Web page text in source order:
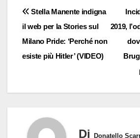
Navigazione
articoli
2019,
Stella Manente indigna
il web per la Stories sul
Milano Pride: ‘Perché non
esiste più Hitler’ (VIDEO)
Di Donatello